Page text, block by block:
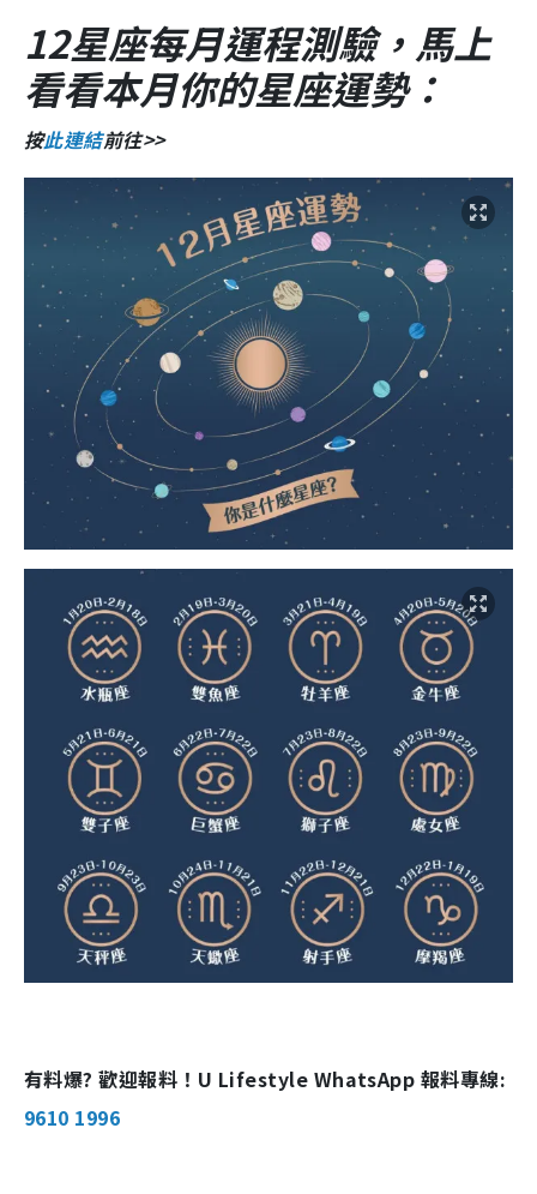
12星座每月運程測驗，馬上
看看本月你的星座運勢：
按此連結前往>>
有料爆? 歡迎報料！U Lifestyle WhatsApp 報料專線:
9610 1996